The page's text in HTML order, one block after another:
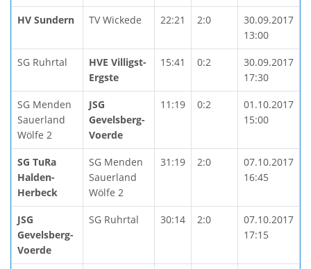
HV Sundern TV Wickede 22:21 2:0
30.09.2017
13:00
SG Ruhrtal
HVE Villigst-
Ergste
15:41 0:2
30.09.2017
17:30
SG Menden
Sauerland
Wölfe 2
JSG
Gevelsberg-
Voerde
11:19 0:2
01.10.2017
15:00
SG TuRa
Halden-
Herbeck
SG Menden
Sauerland
Wölfe 2
31:19 2:0
07.10.2017
16:45
JSG
Gevelsberg-
Voerde
SG Ruhrtal 30:14 2:0
07.10.2017
17:15